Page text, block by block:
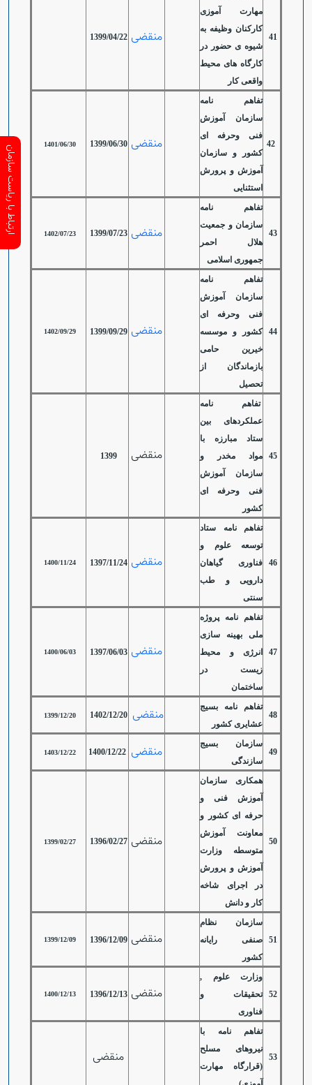
41
مهارت آموزی
کارکنان وظیفه به
شیوه ی حضور در
کارگاه های محیط
واقعی کار
منقضی 1399/04/22
42
تفاهم نامه
سازمان آموزش
فنی وحرفه ای
کشور و سازمان
آموزش و پرورش
استثنایی
منقضی 1399/06/30
1401/06/30
43
تفاهم نامه
سازمان و جمعیت
هلال احمر
جمهوری اسلامی
منقضی 1399/07/23
1402/07/23
44
تفاهم نامه
سازمان آموزش
فنی وحرفه ای
کشور و موسسه
خیرین حامی
بازماندگان از
تحصیل
منقضی 1399/09/29
1402/09/29
45
تفاهم نامه
عملکردهای بین
ستاد مبارزه با
مواد مخدر و
سازمان آموزش
فنی وحرفه ای
کشور
منقضی 1399
46
تفاهم نامه ستاد
توسعه علوم و
فناوری گیاهان
دارویی و طب
سنتی
منقضی 1397/11/24
1400/11/24
47
تفاهم نامه پروژه
ملی بهینه سازی
انرژی و محیط
زیست در
ساختمان
منقضی 1397/06/03
1400/06/03
48
تفاهم نامه بسیج
عشایری کشور
منقضی 1402/12/20
1399/12/20
49
سازمان بسیج
سازندگی
منقضی 1400/12/22
1403/12/22
50
همکاری سازمان
آموزش فنی و
حرفه ای کشور و
معاونت آموزش
متوسطه وزارت
آموزش و پرورش
در اجرای شاخه
کار و دانش
منقضی 1396/02/27
1399/02/27
51
سازمان نظام
صنفی رایانه
کشور
منقضی 1396/12/09
1399/12/09
52
وزارت علوم ,
تحقیقات و
فناوری
منقضی 1396/12/13
1400/12/13
53
تفاهم نامه با
نیروهای مسلح
(قرارگاه مهارت
منقضی
ارتباط با ریاست سازمان